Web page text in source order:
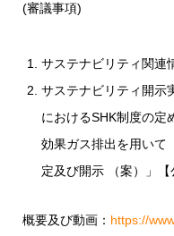
(審議事項)
サステナビリティ関連
サステナビリティ開示
におけるSHK制度の定
効果ガス排出を用いて
定及び開示 （案）」【
概要及び動画： https://